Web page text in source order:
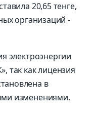
20,65 тенге,
организаций -
электроэнергии
так как лицензия
в
изменениями.